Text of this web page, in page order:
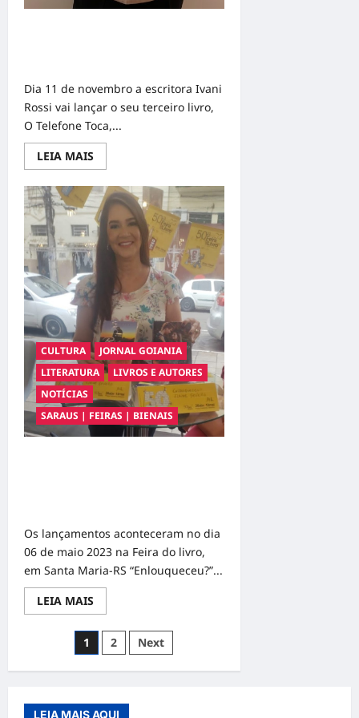
Dia 11 de novembro a escritora Ivani
Rossi vai lançar o seu terceiro livro,
O Telefone Toca,...
LEIA MAISRead
more
A
escritora
Ivani
Rossi
vai
lançar
o
seu
terceiro
livro,
Telefone
Toca,
frio”
CULTURA
JORNAL GOIANIA
LITERATURA
LIVROS E AUTORES
NOTÍCIAS
SARAUS | FEIRAS | BIENAIS
Os lançamentos aconteceram no dia
06 de maio 2023 na Feira do livro,
em Santa Maria-RS “Enlouqueceu?”...
LEIA MAISRead
more
Lançamento
dos
livros
“Enlouqueceu?”
Livros
escritos
Navegação
por
1 2 Next
LEIA MAIS AQUI